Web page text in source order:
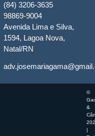
(84) 3206-3635
98869-9004
Avenida Lima e Silva,
1594, Lagoa Nova,
Natal/RN
©
&
|